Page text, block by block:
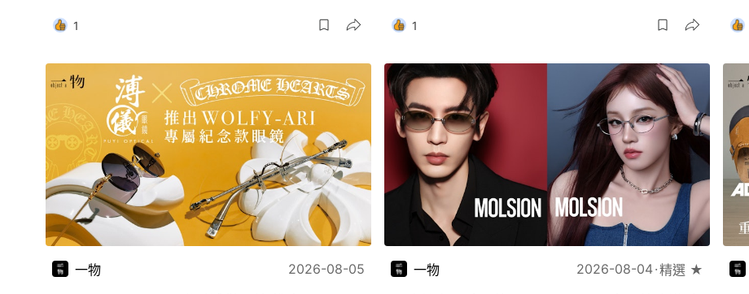
1 1
一物 2026-08-05 一物 2026-08-04 精選 ★